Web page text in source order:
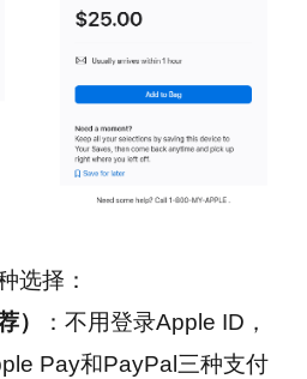
选择：
）
：不用登录Apple ID，
Pay和PayPal三种支付